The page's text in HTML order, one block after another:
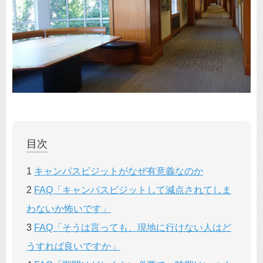
目次
1 キャンパスビジットがなぜ有意義なのか
2 FAQ「キャンパスビジットして減点されてしま
わないか怖いです」
3 FAQ「そうは言っても、現地に行けない人はど
うすれば良いですか」